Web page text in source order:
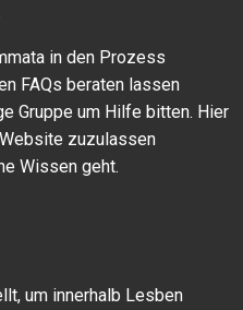
in den Prozess
FAQs beraten lassen
Gruppe um Hilfe bitten. Hier
zuzulassen
Wissen geht.
um innerhalb Lesben